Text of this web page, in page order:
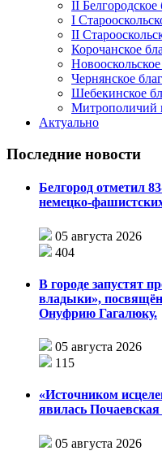
II Белгородское
I
II
Корочанское
Чернянское
Шебекинское
Митрополичий
Актуально
Последние новости
Белгород отметил
немецко-
05 августа 2026
404
В городе запустят
владыки»,
Онуфрию Гагалюку.
05 августа 2026
115
«Источником
явилась
05 августа 2026